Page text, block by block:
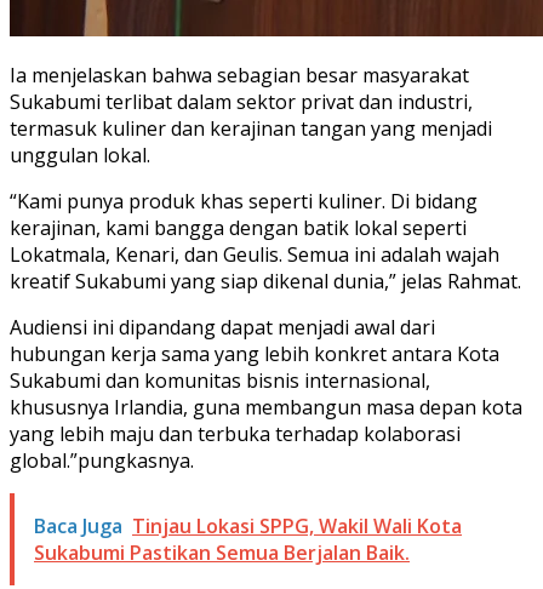
Ia menjelaskan bahwa sebagian besar masyarakat
Sukabumi terlibat dalam sektor privat dan industri,
termasuk kuliner dan kerajinan tangan yang menjadi
unggulan lokal.
“Kami punya produk khas seperti kuliner. Di bidang
kerajinan, kami bangga dengan batik lokal seperti
Lokatmala, Kenari, dan Geulis. Semua ini adalah wajah
kreatif Sukabumi yang siap dikenal dunia,” jelas Rahmat.
Audiensi ini dipandang dapat menjadi awal dari
hubungan kerja sama yang lebih konkret antara Kota
Sukabumi dan komunitas bisnis internasional,
khususnya Irlandia, guna membangun masa depan kota
yang lebih maju dan terbuka terhadap kolaborasi
global.”pungkasnya.
Baca Juga Tinjau Lokasi SPPG, Wakil Wali Kota
Sukabumi Pastikan Semua Berjalan Baik.